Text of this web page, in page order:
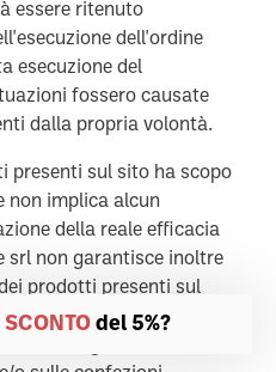
essere ritenuto
dell'ordine
esecuzione del
fossero causate
dalla propria volontà.
presenti sul sito ha scopo
non implica alcun
della reale efficacia
srl non garantisce inoltre
prodotti presenti sul
considerata
degli effetti
SCONTO del 5%?